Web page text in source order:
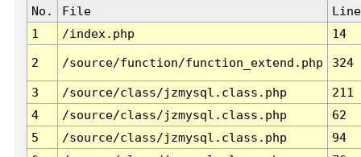
No. File
Line
1
/index.php 14
2 /source/function/function_extend.php 324
3 /source/class/jzmysql.class.php
211
4
/source/class/jzmysql.class.php
62
5
/source/class/jzmysql.class.php
94